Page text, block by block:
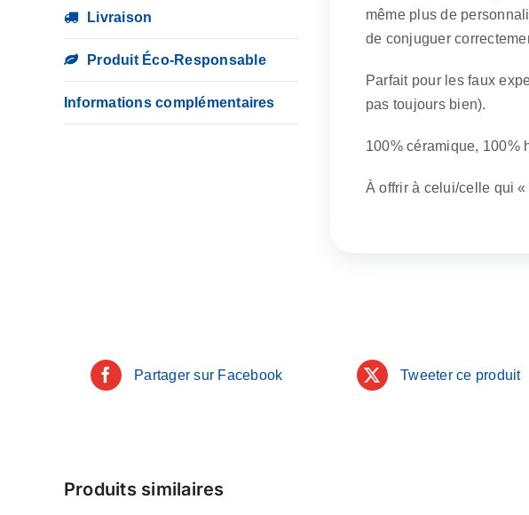
Livraison
Produit Éco-Responsable
Informations complémentaires
même plus de
de conjuguer
Parfait pour les faux
pas toujours bien).
100% céramique, 100%
À offrir à celui/celle qui
Partager sur Facebook Tweeter ce produit
Produits similaires